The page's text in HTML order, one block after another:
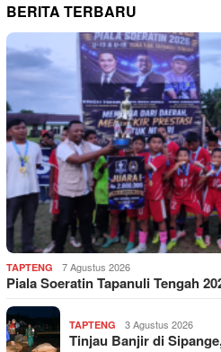
BERITA TERBARU
TAPTENG 7 Agustus 2026
Piala Soeratin Tapanuli Tengah
TAPTENG 3 Agustus 2026
Tinjau Banjir di